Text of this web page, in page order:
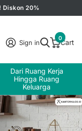
Diskon 20%
Sign in Cart
0
Dari Ruang Kerja
Hingga Ruang
Keluarga